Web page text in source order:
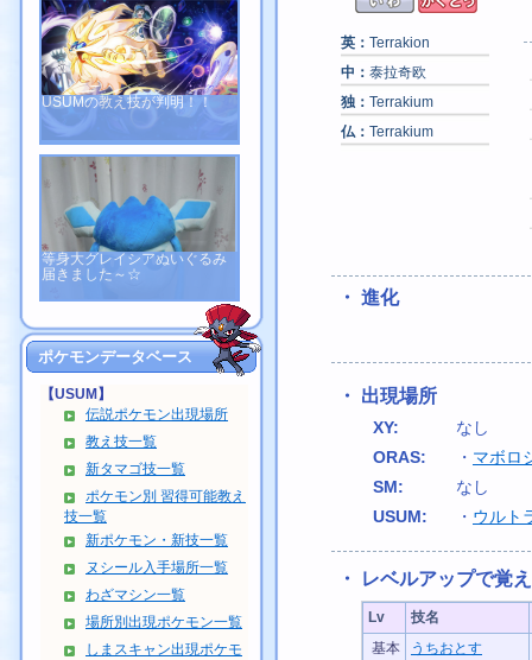
USUMの教え技が判明！！
等身大グレイシアぬいぐるみ
届きました～☆
ポケモンデータベース
【USUM】
伝説ポケモン出現場所
教え技一覧
新タマゴ技一覧
ポケモン別 習得可能教え
技一覧
新ポケモン・新技一覧
ヌシール入手場所一覧
わざマシン一覧
場所別出現ポケモン一覧
しまスキャン出現ポケモ
英： Terrakion
中： 泰拉奇欧
独： Terrakium
仏： Terrakium
・ 進化
・ 出現場所
XY:
なし
ORAS:
・ マボロ
SM:
なし
USUM:
・ ウルト
・ レベルアップで覚
Lv
技名
基本
うちおとす